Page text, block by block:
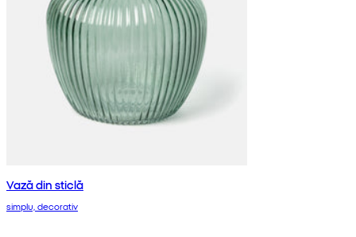
Vază din sticlă
simplu, decorativ